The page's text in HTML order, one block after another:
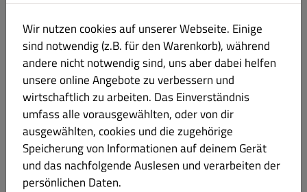
CRUNCHY ROLL
NIGIRI
SASHIMI
SUSHI SETS
SUSHI PLATTEN
Wir nutzen cookies auf unserer Webseite. Einige
sind notwendig (z.B. für den Warenkorb), während
andere nicht notwendig sind, uns aber dabei helfen
unsere online Angebote zu verbessern und
wirtschaftlich zu arbeiten. Das Einverständnis
umfass alle vorausgewählten, oder von dir
ausgewählten, cookies und die zugehörige
Speicherung von Informationen auf deinem Gerät
und das nachfolgende Auslesen und verarbeiten der
persönlichen Daten.